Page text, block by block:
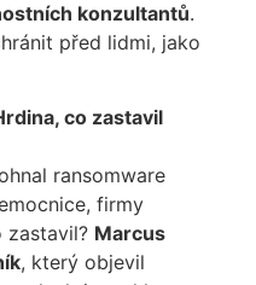
konzultantů.
před lidmi, jako
co zastavil
ransomware
firmy
zastavil? Marcus
, který objevil